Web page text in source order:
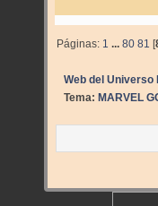
Páginas: 1 ...80 81 [
Web del Universo
Tema: MARVEL